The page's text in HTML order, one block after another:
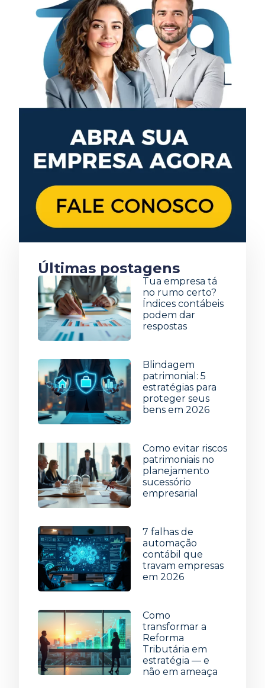
Últimas postagens
Tua empresa tá
no rumo certo?
Índices contábeis
podem dar
respostas
Blindagem
patrimonial: 5
estratégias para
proteger seus
bens em 2026
Como evitar riscos
patrimoniais no
planejamento
sucessório
empresarial
7 falhas de
automação
contábil que
travam empresas
em 2026
Como
transformar a
Reforma
Tributária em
estratégia — e
não em ameaça